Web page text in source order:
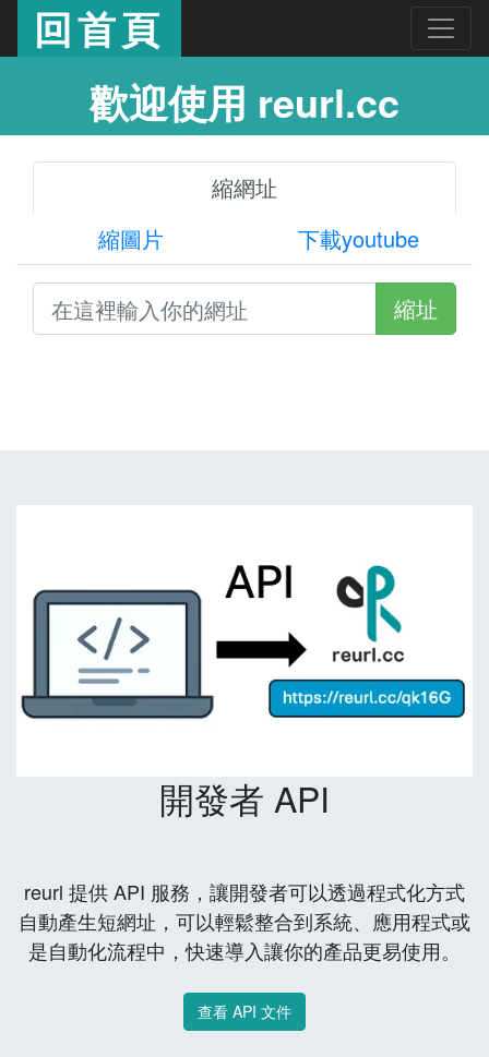
回首頁
歡迎使用 reurl.cc
縮網址
縮圖片
下載youtube
縮址
開發者 API
reurl 提供 API 服務，讓開發者可以透過程式化方式
自動產生短網址，可以輕鬆整合到系統、應用程式或
是自動化流程中，快速導入讓你的產品更易使用。
查看 API 文件